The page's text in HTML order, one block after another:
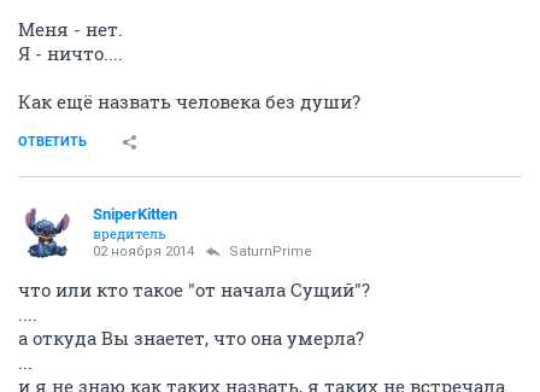
Меня - нет.
Я - ничто....
Как ещё назвать человека без души?
ОТВЕТИТЬ
SniperKitten
вредитель
02 ноября 2014 SaturnPrime
что или кто такое "от начала Сущий"?
....
а откуда Вы знаетет, что она умерла?
...
и я не знаю как таких назвать, я таких не встречала